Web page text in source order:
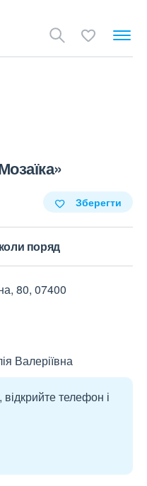
Зберегти
поряд
80, 07400
Валеріївна
телефон і